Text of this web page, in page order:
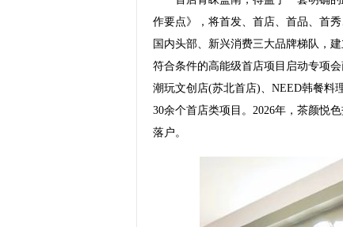
作要点》，将首发、首店、首品、首
国内头部、新兴消费三大品牌梯队，
符合条件的高能级首店项目启动专项
潮玩文创店(苏北首店)、NEED韩餐料
30余个首店类项目。2026年，茶颜悦
落户。